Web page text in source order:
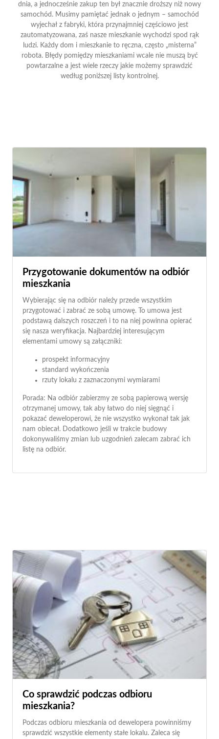
dnia, a jednocześnie zakup ten był znacznie droższy niż nowy
samochód. Musimy pamiętać jednak o jednym – samochód
wyjechał z fabryki, która przynajmniej częściowo jest
zautomatyzowana, zaś nasze mieszkanie wychodzi spod rąk
ludzi. Każdy dom i mieszkanie to ręczna, często „misterna”
robota. Błędy pomiędzy mieszkaniami wcale nie muszą być
powtarzalne a jest wiele rzeczy jakie możemy sprawdzić
według poniższej listy kontrolnej.
Przygotowanie dokumentów na odbiór
mieszkania
Wybierając się na odbiór należy przede wszystkim
przygotować i zabrać ze sobą umowę. To umowa jest
podstawą dalszych roszczeń i to na niej powinna opierać
się nasza weryfikacja. Najbardziej interesującym
elementami umowy są załączniki:
prospekt informacyjny
standard wykończenia
rzuty lokalu z zaznaczonymi wymiarami
Porada: Na odbiór zabierzmy ze sobą papierową wersję
otrzymanej umowy, tak aby łatwo do niej sięgnąć i
pokazać deweloperowi, że nie wszystko wykonał tak jak
nam obiecał. Dodatkowo jeśli w trakcie budowy
dokonywaliśmy zmian lub uzgodnień zalecam zabrać ich
listę na odbiór.
Co sprawdzić podczas odbioru
mieszkania?
Podczas odbioru mieszkania od dewelopera powinniśmy
sprawdzić wszystkie elementy stałe lokalu. Zaleca się